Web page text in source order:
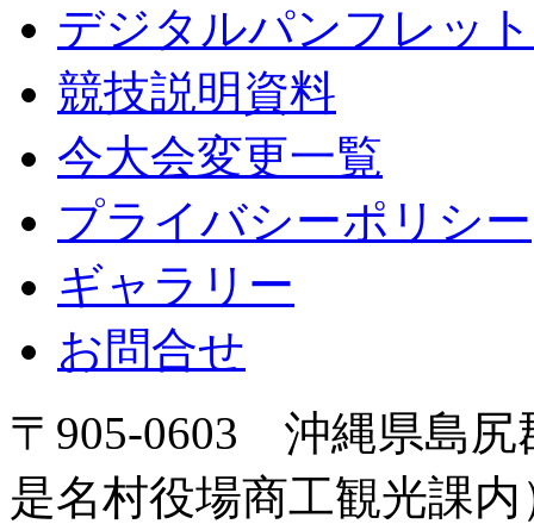
デジタルパンフレット
競技説明資料
今大会変更一覧
プライバシーポリシー
ギャラリー
お問合せ
〒905-0603 沖縄県島尻
是名村役場商工観光課内